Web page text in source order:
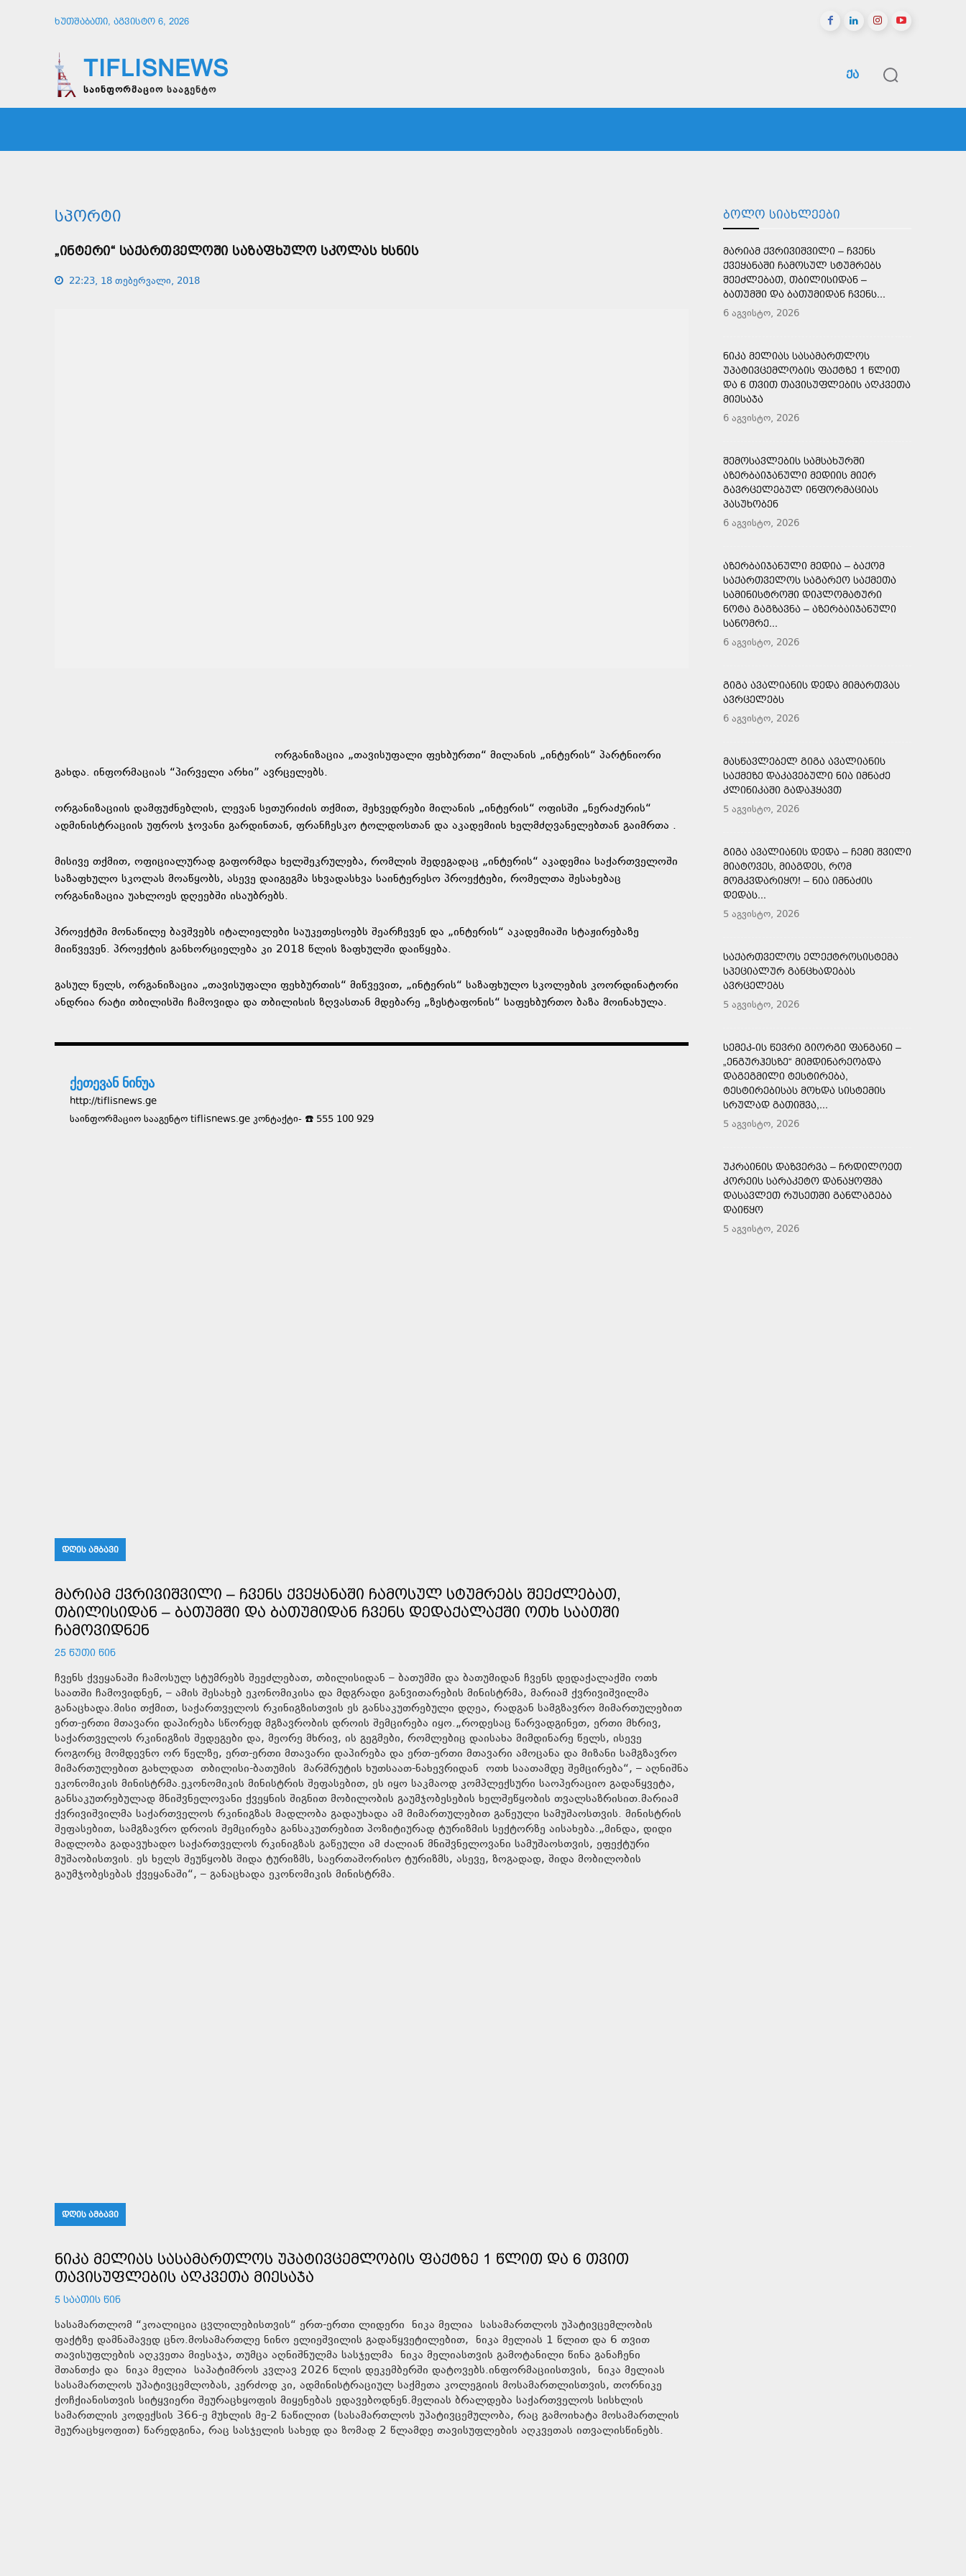
ᲮᲣᲗᲨᲐᲑᲐᲗᲘ, ᲐᲒᲕᲘᲡᲢᲝ 6, 2026
TIFLISNEWS
საინფორმაციო სააგენტო
ᲥᲐ
ᲡᲞᲝᲠᲢᲘ
„ᲘᲜᲢᲔᲠᲘ“ ᲡᲐᲥᲐᲠᲗᲕᲔᲚᲝᲨᲘ ᲡᲐᲖᲐᲤᲮᲣᲚᲝ ᲡᲙᲝᲚᲐᲡ ᲮᲡᲜᲘᲡ
22:23, 18 თებერვალი, 2018
ორგანიზაცია „თავისუფალი ფეხბურთი“ მილანის „ინტერის“ პარტნიორი
გახდა. ინფორმაციას “პირველი არხი” ავრცელებს.
ორგანიზაციის დამფუძნებლის, ლევან სეთურიძის თქმით, შეხვედრები მილანის „ინტერის“ ოფისში „ნერაძურის“
ადმინისტრაციის უფროს ჯოვანი გარდინთან, ფრანჩესკო ტოლდოსთან და აკადემიის ხელმძღვანელებთან გაიმრთა .
მისივე თქმით, ოფიციალურად გაფორმდა ხელშეკრულება, რომლის შედეგადაც „ინტერის“ აკადემია საქართველოში
საზაფხულო სკოლას მოაწყობს, ასევე დაიგეგმა სხვადასხვა საინტერესო პროექტები, რომელთა შესახებაც
ორგანიზაცია უახლოეს დღეებში ისაუბრებს.
პროექტში მონაწილე ბავშვებს იტალიელები საუკეთესოებს შეარჩევენ და „ინტერის“ აკადემიაში სტაჟირებაზე
მიიწვევენ. პროექტის განხორციელება კი 2018 წლის ზაფხულში დაიწყება.
გასულ წელს, ორგანიზაცია „თავისუფალი ფეხბურთის“ მიწვევით, „ინტერის“ საზაფხულო სკოლების კოორდინატორი
ანდრია რატი თბილისში ჩამოვიდა და თბილისის ზღვასთან მდებარე „ზესტაფონის“ საფეხბურთო ბაზა მოინახულა.
ქეთევან ნინუა
http://tiflisnews.ge
საინფორმაციო სააგენტო tiflisnews.ge კონტაქტი- ☎️ 555 100 929
ᲓᲦᲘᲡ ᲐᲛᲑᲐᲕᲘ
ᲛᲐᲠᲘᲐᲛ ᲥᲕᲠᲘᲕᲘᲨᲕᲘᲚᲘ – ᲩᲕᲔᲜᲡ ᲥᲕᲔᲧᲐᲜᲐᲨᲘ ᲩᲐᲛᲝᲡᲣᲚ ᲡᲢᲣᲛᲠᲔᲑᲡ ᲨᲔᲔᲫᲚᲔᲑᲐᲗ,
ᲗᲑᲘᲚᲘᲡᲘᲓᲐᲜ – ᲑᲐᲗᲣᲛᲨᲘ ᲓᲐ ᲑᲐᲗᲣᲛᲘᲓᲐᲜ ᲩᲕᲔᲜᲡ ᲓᲔᲓᲐᲥᲐᲚᲐᲥᲨᲘ ᲝᲗᲮ ᲡᲐᲐᲗᲨᲘ
ᲩᲐᲛᲝᲕᲘᲓᲜᲔᲜ
25 ᲬᲣᲗᲘ ᲬᲘᲜ
ჩვენს ქვეყანაში ჩამოსულ სტუმრებს შეეძლებათ, თბილისიდან – ბათუმში და ბათუმიდან ჩვენს დედაქალაქში ოთხ
საათში ჩამოვიდნენ, – ამის შესახებ ეკონომიკისა და მდგრადი განვითარების მინისტრმა, მარიამ ქვრივიშვილმა
განაცხადა.მისი თქმით, საქართველოს რკინიგზისთვის ეს განსაკუთრებული დღეა, რადგან სამგზავრო მიმართულებით
ერთ-ერთი მთავარი დაპირება სწორედ მგზავრობის დროის შემცირება იყო.„როდესაც წარვადგინეთ, ერთი მხრივ,
საქართველოს რკინიგზის შედეგები და, მეორე მხრივ, ის გეგმები, რომლებიც დაისახა მიმდინარე წელს, ისევე
როგორც მომდევნო ორ წელზე, ერთ-ერთი მთავარი დაპირება და ერთ-ერთი მთავარი ამოცანა და მიზანი სამგზავრო
მიმართულებით გახლდათ თბილისი-ბათუმის მარშრუტის ხუთსაათ-ნახევრიდან ოთხ საათამდე შემცირება“, – აღნიშნა
ეკონომიკის მინისტრმა.ეკონომიკის მინისტრის შეფასებით, ეს იყო საკმაოდ კომპლექსური საოპერაციო გადაწყვეტა,
განსაკუთრებულად მნიშვნელოვანი ქვეყნის შიგნით მობილობის გაუმჯობესების ხელშეწყობის თვალსაზრისით.მარიამ
ქვრივიშვილმა საქართველოს რკინიგზას მადლობა გადაუხადა ამ მიმართულებით გაწეული სამუშაოსთვის. მინისტრის
შეფასებით, სამგზავრო დროის შემცირება განსაკუთრებით პოზიტიურად ტურიზმის სექტორზე აისახება.„მინდა, დიდი
მადლობა გადავუხადო საქართველოს რკინიგზას გაწეული ამ ძალიან მნიშვნელოვანი სამუშაოსთვის, ეფექტური
მუშაობისთვის. ეს ხელს შეუწყობს შიდა ტურიზმს, საერთაშორისო ტურიზმს, ასევე, ზოგადად, შიდა მობილობის
გაუმჯობესებას ქვეყანაში“, – განაცხადა ეკონომიკის მინისტრმა.
ᲓᲦᲘᲡ ᲐᲛᲑᲐᲕᲘ
ᲜᲘᲙᲐ ᲛᲔᲚᲘᲐᲡ ᲡᲐᲡᲐᲛᲐᲠᲗᲚᲝᲡ ᲣᲞᲐᲢᲘᲕᲪᲔᲛᲚᲝᲑᲘᲡ ᲤᲐᲥᲢᲖᲔ 1 ᲬᲚᲘᲗ ᲓᲐ 6 ᲗᲕᲘᲗ
ᲗᲐᲕᲘᲡᲣᲤᲚᲔᲑᲘᲡ ᲐᲦᲙᲕᲔᲗᲐ ᲛᲘᲔᲡᲐᲯᲐ
5 ᲡᲐᲐᲗᲘᲡ ᲬᲘᲜ
სასამართლომ “კოალიცია ცვლილებისთვის“ ერთ-ერთი ლიდერი ნიკა მელია სასამართლოს უპატივცემლობის
ფაქტზე დამნაშავედ ცნო.მოსამართლე ნინო ელიეშვილის გადაწყვეტილებით, ნიკა მელიას 1 წლით და 6 თვით
თავისუფლების აღკვეთა მიესაჯა, თუმცა აღნიშნულმა სასჯელმა ნიკა მელიასთვის გამოტანილი წინა განაჩენი
შთანთქა და ნიკა მელია საპატიმროს კვლავ 2026 წლის დეკემბერში დატოვებს.ინფორმაციისთვის, ნიკა მელიას
სასამართლოს უპატივცემლობას, კერძოდ კი, ადმინისტრაციულ საქმეთა კოლეგიის მოსამართლისთვის, თორნიკე
ქოჩქიანისთვის სიტყვიერი შეურაცხყოფის მიყენებას ედავებოდნენ.მელიას ბრალდება საქართველოს სისხლის
სამართლის კოდექსის 366-ე მუხლის მე-2 ნაწილით (სასამართლოს უპატივცემულობა, რაც გამოიხატა მოსამართლის
შეურაცხყოფით) წარედგინა, რაც სასჯელის სახედ და ზომად 2 წლამდე თავისუფლების აღკვეთას ითვალისწინებს.
ᲑᲝᲚᲝ ᲡᲘᲐᲮᲚᲔᲔᲑᲘ
ᲛᲐᲠᲘᲐᲛ ᲥᲕᲠᲘᲕᲘᲨᲕᲘᲚᲘ – ᲩᲕᲔᲜᲡ
ᲥᲕᲔᲧᲐᲜᲐᲨᲘ ᲩᲐᲛᲝᲡᲣᲚ ᲡᲢᲣᲛᲠᲔᲑᲡ
ᲨᲔᲔᲫᲚᲔᲑᲐᲗ, ᲗᲑᲘᲚᲘᲡᲘᲓᲐᲜ –
ᲑᲐᲗᲣᲛᲨᲘ ᲓᲐ ᲑᲐᲗᲣᲛᲘᲓᲐᲜ ᲩᲕᲔᲜᲡ...
6 აგვისტო, 2026
ᲜᲘᲙᲐ ᲛᲔᲚᲘᲐᲡ ᲡᲐᲡᲐᲛᲐᲠᲗᲚᲝᲡ
ᲣᲞᲐᲢᲘᲕᲪᲔᲛᲚᲝᲑᲘᲡ ᲤᲐᲥᲢᲖᲔ 1 ᲬᲚᲘᲗ
ᲓᲐ 6 ᲗᲕᲘᲗ ᲗᲐᲕᲘᲡᲣᲤᲚᲔᲑᲘᲡ ᲐᲦᲙᲕᲔᲗᲐ
ᲛᲘᲔᲡᲐᲯᲐ
6 აგვისტო, 2026
ᲨᲔᲛᲝᲡᲐᲕᲚᲔᲑᲘᲡ ᲡᲐᲛᲡᲐᲮᲣᲠᲨᲘ
ᲐᲖᲔᲠᲑᲐᲘᲯᲐᲜᲣᲚᲘ ᲛᲔᲓᲘᲘᲡ ᲛᲘᲔᲠ
ᲒᲐᲕᲠᲪᲔᲚᲔᲑᲣᲚ ᲘᲜᲤᲝᲠᲛᲐᲪᲘᲐᲡ
ᲞᲐᲡᲣᲮᲝᲑᲔᲜ
6 აგვისტო, 2026
ᲐᲖᲔᲠᲑᲐᲘᲯᲐᲜᲣᲚᲘ ᲛᲔᲓᲘᲐ – ᲑᲐᲥᲝᲛ
ᲡᲐᲥᲐᲠᲗᲕᲔᲚᲝᲡ ᲡᲐᲒᲐᲠᲔᲝ ᲡᲐᲥᲛᲔᲗᲐ
ᲡᲐᲛᲘᲜᲘᲡᲢᲠᲝᲨᲘ ᲓᲘᲞᲚᲝᲛᲐᲢᲣᲠᲘ
ᲜᲝᲢᲐ ᲒᲐᲒᲖᲐᲕᲜᲐ – ᲐᲖᲔᲠᲑᲐᲘᲯᲐᲜᲣᲚᲘ
ᲡᲐᲜᲝᲛᲠᲔ...
6 აგვისტო, 2026
ᲒᲘᲒᲐ ᲐᲕᲐᲚᲘᲐᲜᲘᲡ ᲓᲔᲓᲐ ᲛᲘᲛᲐᲠᲗᲕᲐᲡ
ᲐᲕᲠᲪᲔᲚᲔᲑᲡ
6 აგვისტო, 2026
ᲛᲐᲡᲬᲐᲕᲚᲔᲑᲔᲚ ᲒᲘᲒᲐ ᲐᲕᲐᲚᲘᲐᲜᲘᲡ
ᲡᲐᲥᲛᲔᲖᲔ ᲓᲐᲙᲐᲕᲔᲑᲣᲚᲘ ᲜᲘᲐ ᲘᲛᲜᲐᲫᲔ
ᲙᲚᲘᲜᲘᲙᲐᲨᲘ ᲒᲐᲓᲐᲰᲧᲐᲕᲗ
5 აგვისტო, 2026
ᲒᲘᲒᲐ ᲐᲕᲐᲚᲘᲐᲜᲘᲡ ᲓᲔᲓᲐ – ᲩᲔᲛᲘ ᲨᲕᲘᲚᲘ
ᲛᲘᲐᲢᲝᲕᲔᲡ, ᲛᲘᲐᲒᲓᲔᲡ, ᲠᲝᲛ
ᲛᲝᲛᲙᲕᲓᲐᲠᲘᲧᲝ! – ᲜᲘᲐ ᲘᲛᲜᲐᲫᲘᲡ
ᲓᲔᲓᲐᲡ...
5 აგვისტო, 2026
ᲡᲐᲥᲐᲠᲗᲕᲔᲚᲝᲡ ᲔᲚᲔᲥᲢᲠᲝᲡᲘᲡᲢᲔᲛᲐ
ᲡᲞᲔᲪᲘᲐᲚᲣᲠ ᲒᲐᲜᲪᲮᲐᲓᲔᲑᲐᲡ
ᲐᲕᲠᲪᲔᲚᲔᲑᲡ
5 აგვისტო, 2026
ᲡᲔᲛᲔᲙ-ᲘᲡ ᲬᲔᲕᲠᲘ ᲒᲘᲝᲠᲒᲘ ᲤᲐᲜᲒᲐᲜᲘ –
„ᲔᲜᲒᲣᲠᲰᲔᲡᲖᲔ“ ᲛᲘᲛᲓᲘᲜᲐᲠᲔᲝᲑᲓᲐ
ᲓᲐᲒᲔᲒᲛᲘᲚᲘ ᲢᲔᲡᲢᲘᲠᲔᲑᲐ,
ᲢᲔᲡᲢᲘᲠᲔᲑᲘᲡᲐᲡ ᲛᲝᲮᲓᲐ ᲡᲘᲡᲢᲔᲛᲘᲡ
ᲡᲠᲣᲚᲐᲓ ᲒᲐᲗᲘᲨᲕᲐ,...
5 აგვისტო, 2026
ᲣᲙᲠᲐᲘᲜᲘᲡ ᲓᲐᲖᲕᲔᲠᲕᲐ – ᲩᲠᲓᲘᲚᲝᲔᲗ
ᲙᲝᲠᲔᲘᲡ ᲡᲐᲠᲐᲙᲔᲢᲝ ᲓᲐᲜᲐᲧᲝᲤᲛᲐ
ᲓᲐᲡᲐᲕᲚᲔᲗ ᲠᲣᲡᲔᲗᲨᲘ ᲒᲐᲜᲚᲐᲒᲔᲑᲐ
ᲓᲐᲘᲬᲧᲝ
5 აგვისტო, 2026